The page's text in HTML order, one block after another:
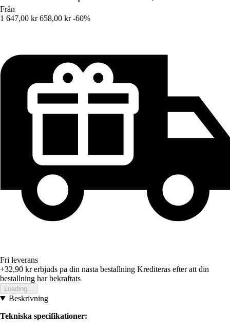
Från
1 647,00 kr 658,00 kr -60%
Fri leverans
+32,90 krerbjuds pa din nasta bestallning Krediteras efter att din
bestallning har bekraftats
Loading...
Beskrivning
Tekniska specifikationer: